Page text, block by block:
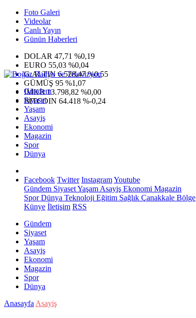
Foto Galeri
Videolar
Canlı Yayın
Günün Haberleri
DOLAR 47,71 %0,19
EURO 55,03 %0,04
G.ALTIN6.528,47 %0,55
GÜMÜŞ 95 %1,07
IMKB13.798,82 %0,00
BITCOIN 64.418 %-0,24
Gündem
Siyaset
Yaşam
Asayiş
Ekonomi
Magazin
Spor
Dünya
Facebook Twitter InstagramYoutube
Gündem SiyasetYaşam Asayiş Ekonomi Magazin
SporDünya Teknoloji Eğitim Sağlık Çanakkale Bölge
Künye İletişim RSS
Gündem
Siyaset
Yaşam
Asayiş
Ekonomi
Magazin
Spor
Dünya
Anasayfa Asayiş